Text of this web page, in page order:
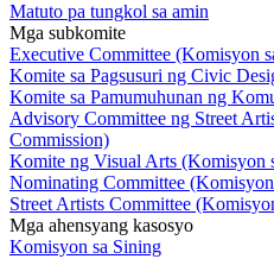
Matuto pa tungkol sa amin
Mga subkomite
Executive Committee (Komisyon
Komite sa Pagsusuri ng Civic
Komite sa Pamumuhunan ng
Advisory Committee ng Street
Commission)
Komite ng Visual Arts (Komisyon
Nominating Committee
Street Artists Committee
Mga ahensyang kasosyo
Komisyon sa Sining